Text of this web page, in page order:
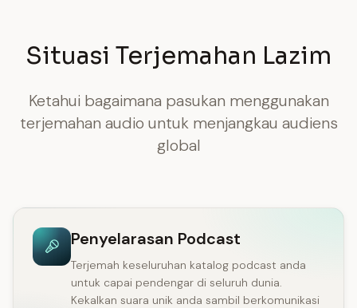
Situasi Terjemahan Lazim
Ketahui bagaimana pasukan menggunakan
terjemahan audio untuk menjangkau audiens
global
Penyelarasan Podcast
Terjemah keseluruhan katalog podcast anda
untuk capai pendengar di seluruh dunia.
Kekalkan suara unik anda sambil berkomunikasi